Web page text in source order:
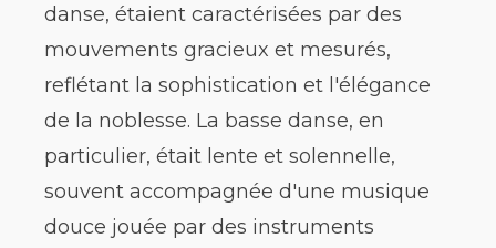
danse, étaient caractérisées par des
mouvements gracieux et mesurés,
reflétant la sophistication et l'élégance
de la noblesse. La basse danse, en
particulier, était lente et solennelle,
souvent accompagnée d'une musique
douce jouée par des instruments